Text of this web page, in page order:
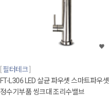
필터테크
FT-L306 LED 살균 파우셋 스마트파우셋
정수기부품 씽크대 조리수밸브